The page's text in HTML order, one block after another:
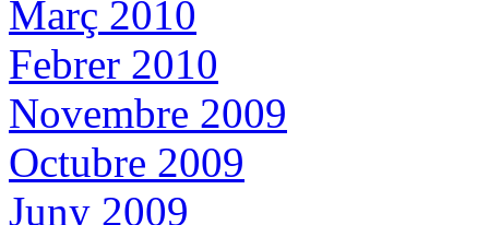
Març 2010
Febrer 2010
Novembre 2009
Octubre 2009
Juny 2009